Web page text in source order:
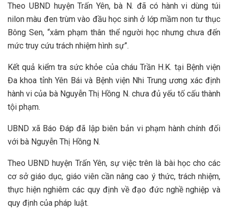
Theo UBND huyện Trấn Yên, bà N. đã có hành vi dùng túi
nilon màu đen trùm vào đầu học sinh ở lớp mầm non tư thục
Bông Sen, “xâm phạm thân thể người học nhưng chưa đến
mức truy cứu trách nhiệm hình sự”.
Kết quả kiểm tra sức khỏe của cháu Trần H.K. tại Bệnh viện
Đa khoa tỉnh Yên Bái và Bệnh viện Nhi Trung ương xác định
hành vi của bà Nguyễn Thị Hồng N. chưa đủ yếu tố cấu thành
tội phạm.
UBND xã Báo Đáp đã lập biên bản vi phạm hành chính đối
với bà Nguyễn Thị Hồng N.
Theo UBND huyện Trấn Yên, sự việc trên là bài học cho các
cơ sở giáo dục, giáo viên cần nâng cao ý thức, trách nhiệm,
thực hiện nghiêm các quy định về đạo đức nghề nghiệp và
quy định của pháp luật.